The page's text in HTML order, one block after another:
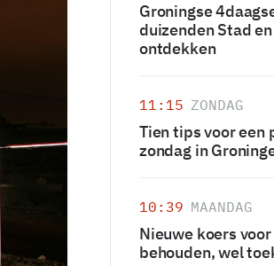
Groningse
duizenden Stad
ontdekken
11:15 ZONDAG
Tien tips voor een
zondag in
10:39 MAANDAG
Nieuwe koers
behouden, wel